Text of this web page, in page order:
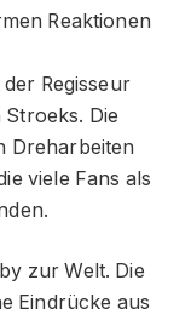
Reaktionen
Regisseur
Die
Dreharbeiten
viele Fans als
zur Welt. Die
Eindrücke aus